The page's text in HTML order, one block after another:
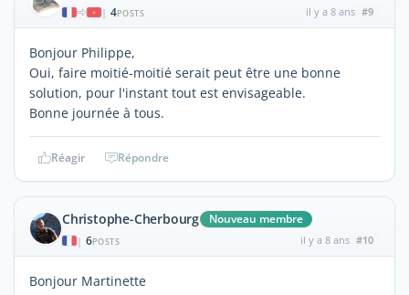
| 4POSTS il y a 8 ans #9
Bonjour Philippe,
Oui, faire moitié-moitié serait peut être une bonne
solution, pour l'instant tout est envisageable.
Bonne journée à tous.
Réagir Répondre
Christophe-Cherbourg Nouveau membre
| 6POSTS il y a 8 ans #10
Bonjour Martinette